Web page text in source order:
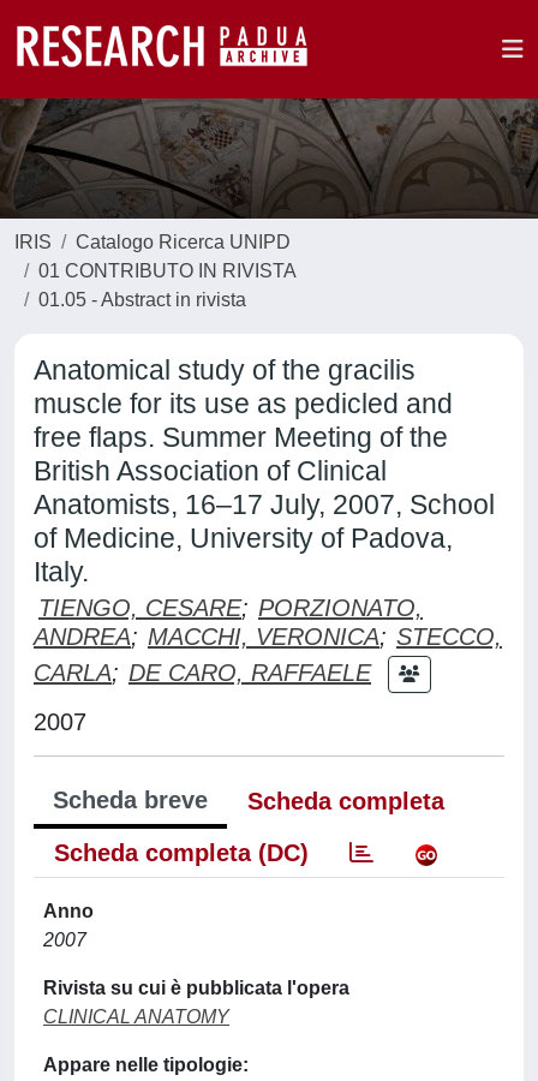
IRIS
Catalogo Ricerca UNIPD
01 CONTRIBUTO IN RIVISTA
01.05 - Abstract in rivista
Anatomical study of the gracilis
muscle for its use as pedicled and
free flaps. Summer Meeting of the
British Association of Clinical
Anatomists, 16–17 July, 2007, School
of Medicine, University of Padova,
Italy.
TIENGO, CESARE; PORZIONATO,
ANDREA; MACCHI, VERONICA; STECCO,
CARLA; DE CARO, RAFFAELE
2007
Scheda breve
Scheda completa
Scheda completa (DC)
Anno
2007
Rivista su cui è pubblicata l'opera
CLINICAL ANATOMY
Appare nelle tipologie: